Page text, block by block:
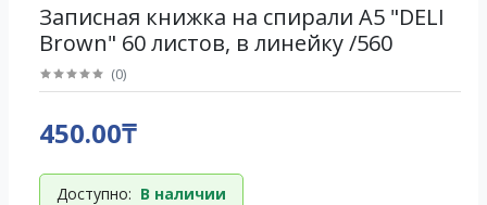
Записная книжка на спирали А5 "DELI
Brown" 60 листов, в линейку /560
(0)
450.00₸
Доступно: В наличии